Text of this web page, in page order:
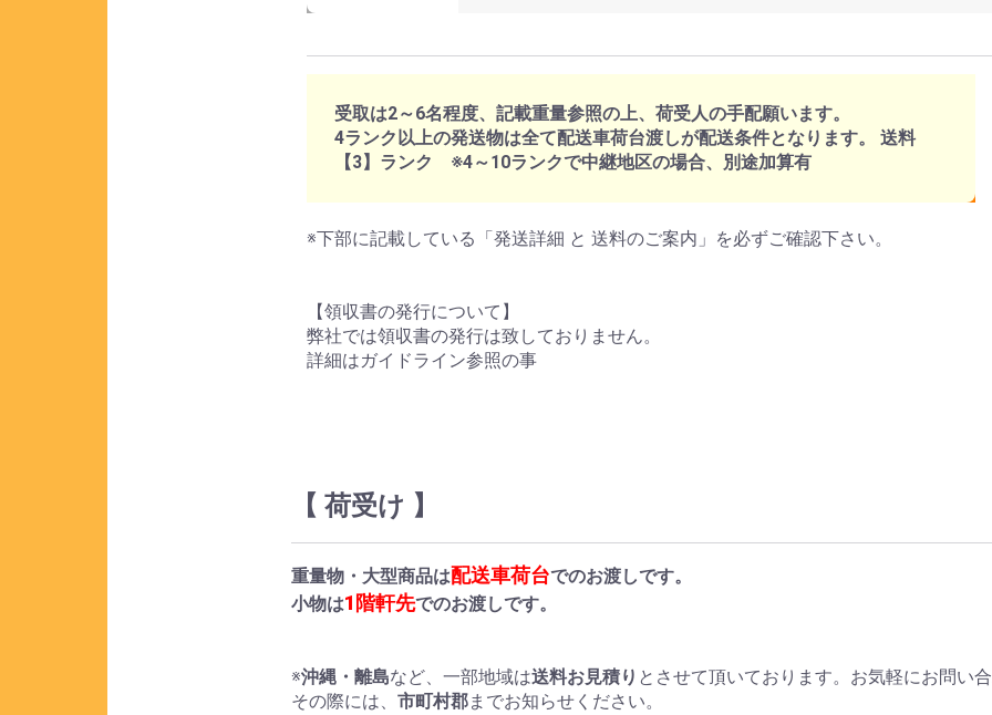
受取は2～6名程度、記載重量参照の上、荷受人の手配願います。
4ランク以上の発送物は全て配送車荷台渡しが配送条件となります。 送料
【3】ランク ※4～10ランクで中継地区の場合、別途加算有
※下部に記載している「発送詳細 と 送料のご案内」を必ずご確認下さい。
【領収書の発行について】
弊社では領収書の発行は致しておりません。
詳細はガイドライン参照の事
【 荷受け 】
重量物・大型商品は配送車荷台でのお渡しです。
小物は1階軒先でのお渡しです。
※沖縄・離島など、一部地域は送料お見積り とさせて頂いております。お気軽にお問い
その際には、市町村郡までお知らせください。